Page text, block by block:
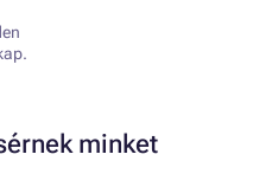
minket